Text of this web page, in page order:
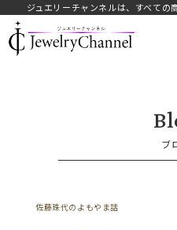
ジュエリーチャンネルは、すべて
ブ
佐藤珠代のよもやま話